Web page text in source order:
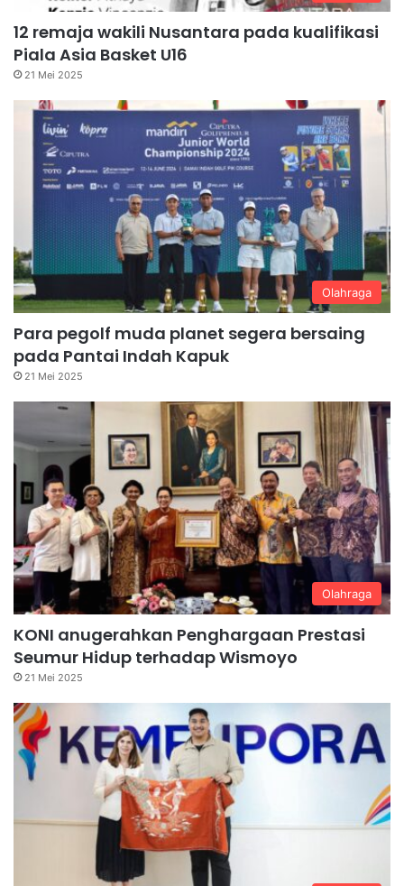
12 remaja wakili Nusantara pada kualifikasi
Piala Asia Basket U16
21 Mei 2025
Olahraga
Para pegolf muda planet segera bersaing
pada Pantai Indah Kapuk
21 Mei 2025
Olahraga
KONI anugerahkan Penghargaan Prestasi
Seumur Hidup terhadap Wismoyo
21 Mei 2025